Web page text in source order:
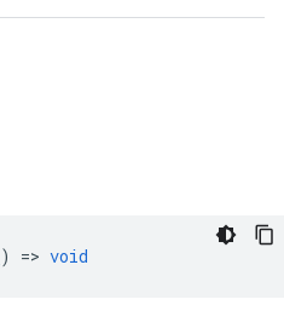
) => void